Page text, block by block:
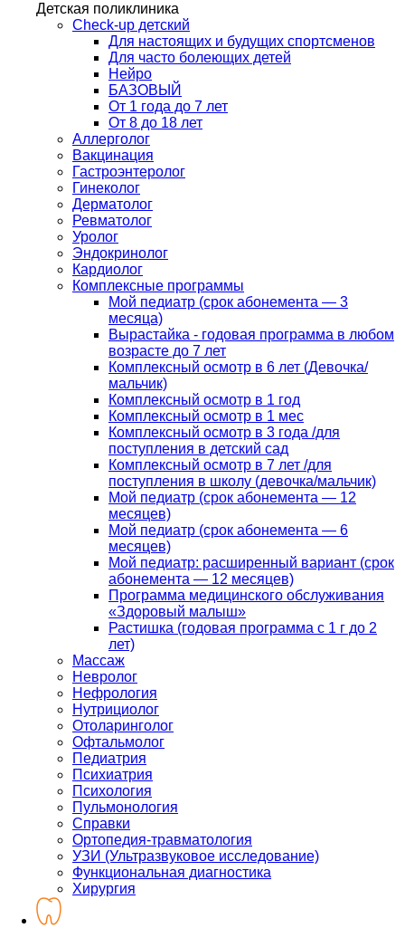
Детская поликлиника
Check-up детский
Для настоящих и будущих спортсменов
Для часто болеющих детей
Нейро
БАЗОВЫЙ
От 1 года до 7 лет
От 8 до 18 лет
Аллерголог
Вакцинация
Гастроэнтеролог
Гинеколог
Дерматолог
Ревматолог
Уролог
Эндокринолог
Кардиолог
Комплексные программы
Мой педиатр (срок абонемента — 3
месяца)
Вырастайка - годовая программа в любом
возрасте до 7 лет
Комплексный осмотр в 6 лет (Девочка/
мальчик)
Комплексный осмотр в 1 год
Комплексный осмотр в 1 мес
Комплексный осмотр в 3 года /для
поступления в детский сад
Комплексный осмотр в 7 лет /для
поступления в школу (девочка/мальчик)
Мой педиатр (срок абонемента — 12
месяцев)
Мой педиатр (срок абонемента — 6
месяцев)
Мой педиатр: расширенный вариант (срок
абонемента — 12 месяцев)
Программа медицинского обслуживания
«Здоровый малыш»
Растишка (годовая программа с 1 г до 2
лет)
Массаж
Невролог
Нефрология
Нутрициолог
Отоларинголог
Офтальмолог
Педиатрия
Психиатрия
Психология
Пульмонология
Справки
Ортопедия-травматология
УЗИ (Ультразвуковое исследование)
Функциональная диагностика
Хирургия